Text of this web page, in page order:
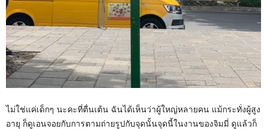
ไม่ใช่แค่เด็กๆ นะคะที่ตื่นเต้น ฉันได้เห็นว่าผู้ใหญ่หลายคน แม้กระทั่งผู้สูง
อายุ ก็ดูเอนจอยกับการตามถ่ายรูปกับจุดนั้นจุดนี้ในงานของจิมมี่ ดูแล้วก็